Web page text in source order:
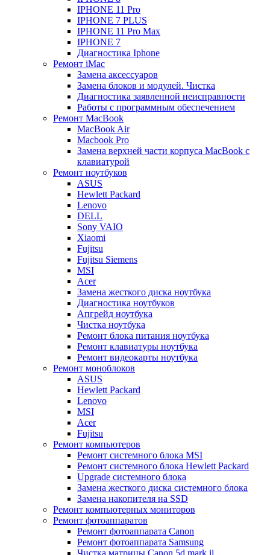
IPHONE 11 Pro
IPHONE 7 PLUS
IPHONE 11 Pro Max
IPHONE 7
Диагностика Iphone
Ремонт iMac
Замена аксессуаров
Замена блоков и модулей. Чистка
Диагностика заявленной неисправности
Работы с программным обеспечением
Ремонт MacBook
MacBook Air
Macbook Pro
Замена верхней части корпуса MacBook с
клавиатурой
Ремонт ноутбуков
ASUS
Hewlett Packard
Lenovo
DELL
Sony VAIO
Xiaomi
Fujitsu
Fujitsu Siemens
MSI
Acer
Замена жесткого диска ноутбука
Диагностика ноутбуков
Апгрейд ноутбука
Чистка ноутбука
Ремонт блока питания ноутбука
Ремонт клавиатуры ноутбука
Ремонт видеокарты ноутбука
Ремонт моноблоков
ASUS
Hewlett Packard
Lenovo
MSI
Acer
Fujitsu
Ремонт компьютеров
Ремонт системного блока MSI
Ремонт системного блока Hewlett Packard
Upgrade системного блока
Замена жесткого диска системного блока
Замена накопителя на SSD
Ремонт компьютерных мониторов
Ремонт фотоаппаратов
Ремонт фотоаппарата Canon
Ремонт фотоаппарата Samsung
Чистка матрицы Canon 5d mark ii